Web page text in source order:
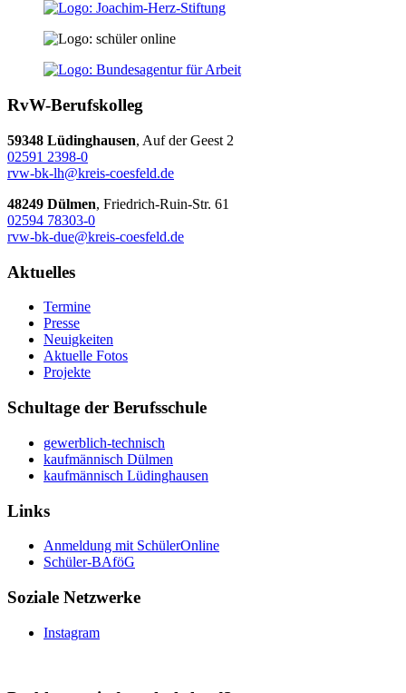
RvW-Berufskolleg
59348 Lüdinghausen, Auf der Geest 2
02591 2398-0
rvw-bk-lh@kreis-coesfeld.de
48249 Dülmen, Friedrich-Ruin-Str. 61
02594 78303-0
rvw-bk-due@kreis-coesfeld.de
Aktuelles
Termine
Presse
Neuigkeiten
Aktuelle Fotos
Projekte
Schultage der Berufsschule
gewerblich-technisch
kaufmännisch Dülmen
kaufmännisch Lüdinghausen
Links
Anmeldung mit SchülerOnline
Schüler-BAföG
Soziale Netzwerke
Instagram